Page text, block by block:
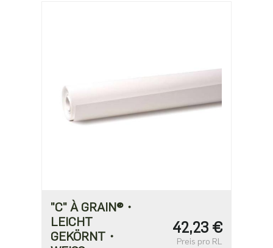
"C" À GRAIN®・
LEICHT
GEKÖRNT・
42,23 €
Preis pro RL